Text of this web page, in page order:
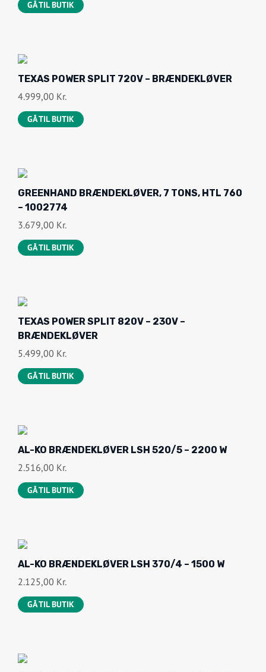
GÅ TIL BUTIK
TEXAS POWER SPLIT 720V – BRÆNDEKLØVER
4.999,00 Kr.
GÅ TIL BUTIK
GREENHAND BRÆNDEKLØVER, 7 TONS, HTL 760
– 1002774
3.679,00 Kr.
GÅ TIL BUTIK
TEXAS POWER SPLIT 820V – 230V –
BRÆNDEKLØVER
5.499,00 Kr.
GÅ TIL BUTIK
AL-KO BRÆNDEKLØVER LSH 520/5 – 2200 W
2.516,00 Kr.
GÅ TIL BUTIK
AL-KO BRÆNDEKLØVER LSH 370/4 – 1500 W
2.125,00 Kr.
GÅ TIL BUTIK